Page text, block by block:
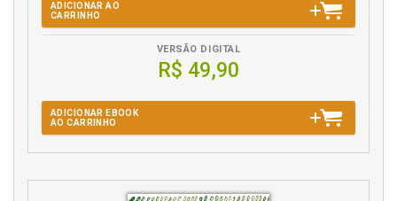
oportunidades, p. 127
Sobre certezas, segurança, aventura e
Sobre felicidade e momentos, p. 131
Submissão. Mulher: uma história de submissão, p.
31
ADICIONAR AO
CARRINHO
VERSÃO DIGITAL
R$ 49,90
ADICIONAR EBOOK
AO CARRINHO